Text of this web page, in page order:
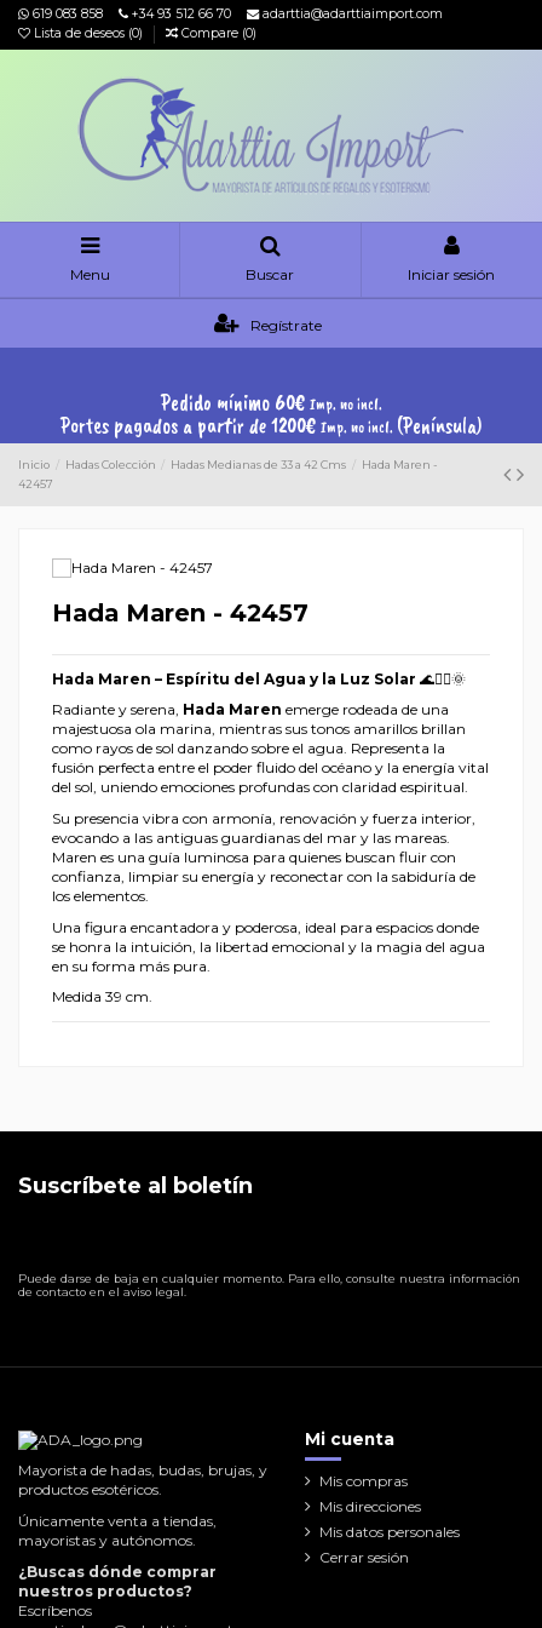
619 083 858 +34 93 512 66 70
adarttia@adarttiaimport.com
Lista de deseos (0) Compare (0)
Menu Buscar Iniciar sesión
Regístrate
Pedido mínimo 60€ Imp. no incl.
Portes pagados a partir de 1200€ Imp. no incl. (Península)
Inicio Hadas Colección Hadas Medianas de 33 a 42 Cms
Hada Maren -
42457
Hada Maren - 42457
Hada Maren – Espíritu del Agua y la Luz Solar 🌊🧚‍♀️🌞
Radiante y serena, Hada Maren emerge rodeada de una
majestuosa ola marina, mientras sus tonos amarillos brillan
como rayos de sol danzando sobre el agua. Representa la
fusión perfecta entre el poder fluido del océano y la energía vital
del sol, uniendo emociones profundas con claridad espiritual.
Su presencia vibra con armonía, renovación y fuerza interior,
evocando a las antiguas guardianas del mar y las mareas.
Maren es una guía luminosa para quienes buscan fluir con
confianza, limpiar su energía y reconectar con la sabiduría de
los elementos.
Una figura encantadora y poderosa, ideal para espacios donde
se honra la intuición, la libertad emocional y la magia del agua
en su forma más pura.
Medida 39 cm.
Suscríbete al boletín
Puede darse de baja en cualquier momento. Para ello, consulte nuestra información
de contacto en el aviso legal.
Mayorista de hadas, budas, brujas, y
productos esotéricos.
Únicamente venta a tiendas,
mayoristas y autónomos.
¿Buscas dónde comprar
nuestros productos?
Escríbenos
Mi cuenta
Mis compras
Mis direcciones
Mis datos personales
Cerrar sesión